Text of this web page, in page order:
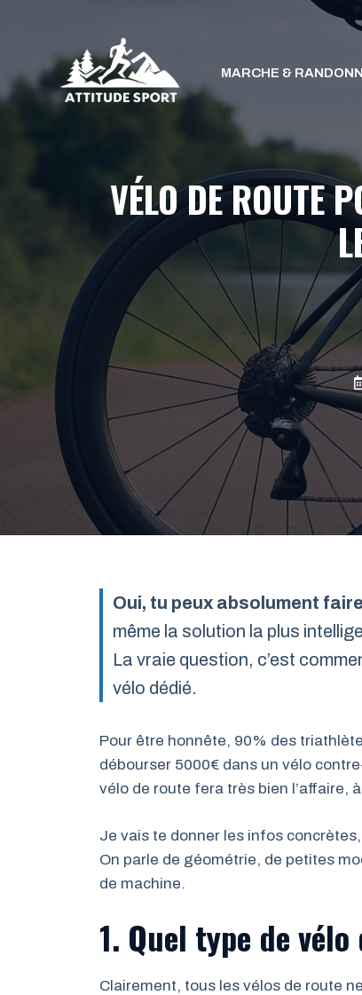
contenu
MARCHE &
VÉLO DE ROUTE
Oui, tu peux absolument
même la solution la plus
La vraie question, c’est
vélo dédié.
Pour être honnête, 90% des
débourser 5000€ dans un vélo
vélo de route fera très bien l’affaire,
Je vais te donner les infos
On parle de géométrie, de petites
de machine.
1. Quel type de
Clairement, tous les vélos de route